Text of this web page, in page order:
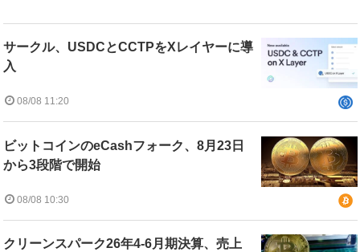
サークル、USDCとCCTPをXレイヤーに導
入
08/08 11:20
ビットコインのeCashフォーク、8月23日
から3段階で開始
08/08 10:30
クリーンスパーク26年4-6月期決算、売上